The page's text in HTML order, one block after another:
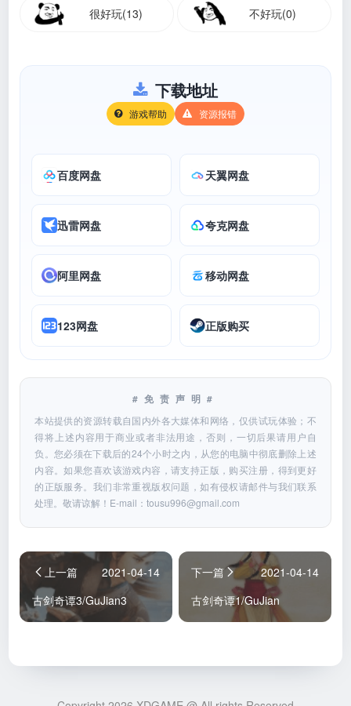
很好玩(13) 不好玩(0)
下载地址
游戏帮助 资源报错
百度网盘 天翼网盘
迅雷网盘 夸克网盘
阿里网盘 移动网盘
123网盘 正版购买
#免责声明#
本站提供的资源转载自国内外各大媒体和网络，仅供试玩体验；不
得将上述内容用于商业或者非法用途，否则，一切后果请用户自
负。您必须在下载后的24个小时之内，从您的电脑中彻底删除上述
内容。如果您喜欢该游戏内容，请支持正版，购买注册，得到更好
的正版服务。我们非常重视版权问题，如有侵权请邮件与我们联系
处理。敬请谅解！E-mail：tousu996@gmail.com
上一篇
2021-04-14
古剑奇谭3/GuJian3
下一篇
2021-04-14
古剑奇谭1/GuJian